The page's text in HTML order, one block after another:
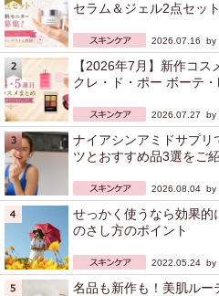
セラム＆ジェル2点セッ
2026.07.16 by
【2026年7月】新作コ
クレ・ド・ポー ボーテ
2026.07.27 by
ナイアシンアミドサプリ
ツとおすすめ品3選をご
2026.08.04 by
せっかく使うなら効果的
のさし方のポイント
2022.05.24 by
名品も新作も！美肌ルー